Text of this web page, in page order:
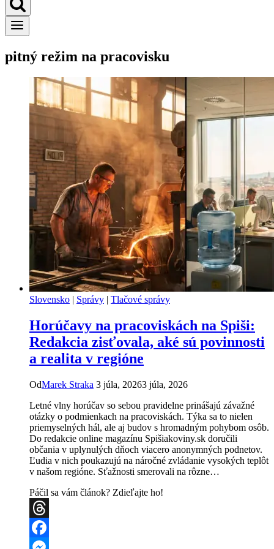
pitný režim na pracovisku
Slovensko | Správy | Tlačové správy
Horúčavy na pracoviskách na Spiši:
Redakcia zisťovala, aké sú povinnosti
a realita v regióne
OdMarek Straka 3 júla, 20263 júla, 2026
Letné vlny horúčav so sebou pravidelne prinášajú závažné
otázky o podmienkach na pracoviskách. Týka sa to nielen
priemyselných hál, ale aj budov s hromadným pohybom osôb.
Do redakcie online magazínu Spišiakoviny.sk doručili
občania v uplynulých dňoch viacero anonymných podnetov.
Ľudia v nich poukazujú na náročné zvládanie vysokých teplôt
v našom regióne. Sťažnosti smerovali na rôzne…
Páčil sa vám článok? Zdieľajte ho!
Threads
Facebook